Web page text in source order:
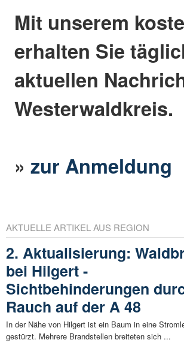
Mit unserem
erhalten Sie
aktuellen
Westerwaldkreis.
»zur Anmeldung
AKTUELLE ARTIKEL AUS REGION
2. Aktualisierung:
bei Hilgert -
Sichtbehinderungen
Rauch auf der A 48
In der Nähe von Hilgert ist ein Baum in eine
gestürzt. Mehrere Brandstellen breiteten sich ...